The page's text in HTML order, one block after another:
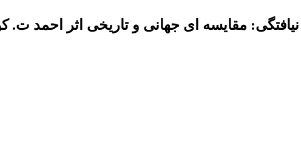
نیافتگی: مقایسه ای جهانی و تاریخی اثر احمد ت.